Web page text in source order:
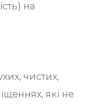
на
чистих,
які не